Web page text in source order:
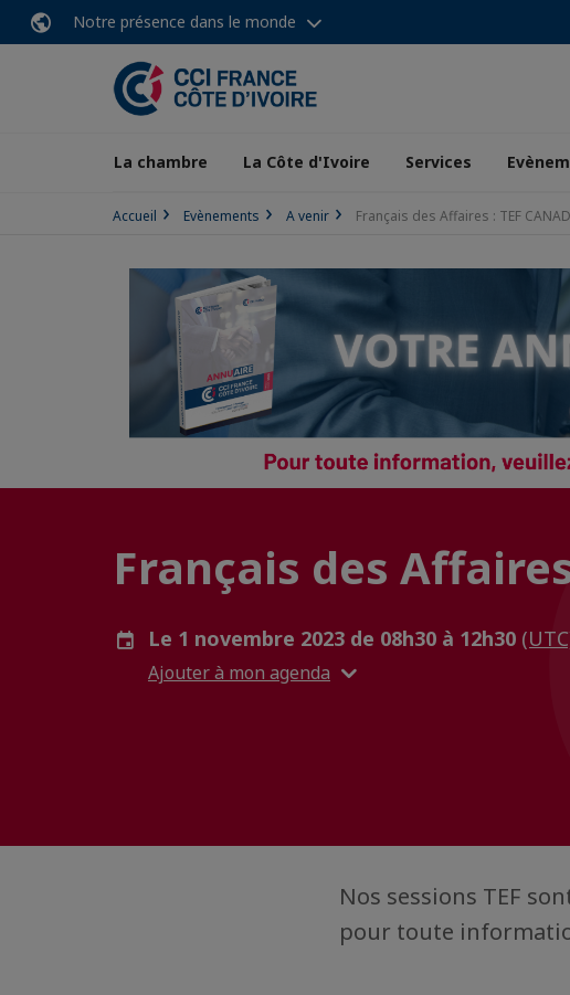
Notre présence dans le monde
La chambre La Côte d'Ivoire Services
Accueil Evènements A venir Français des Affaires : TEF
Français des
Le 1 novembre 2023 de 08h30 à 12h30
Ajouter à mon agenda
Nos sessions TEF
pour toute